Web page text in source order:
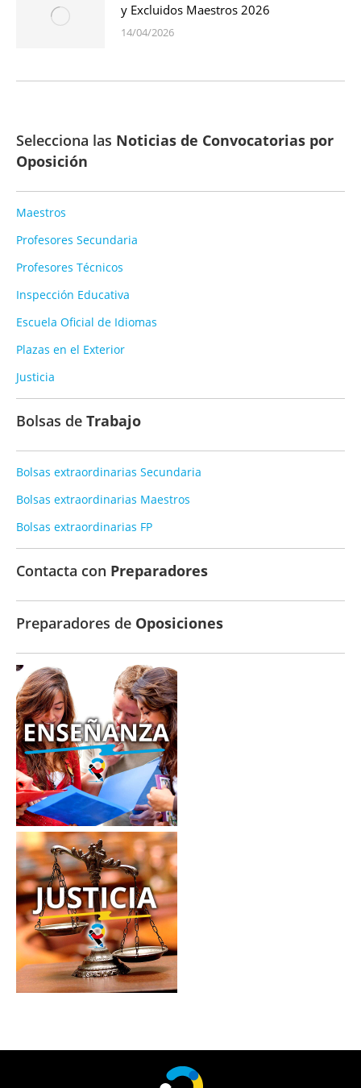
y Excluidos Maestros 2026
14/04/2026
Selecciona las Noticias de Convocatorias por
Oposición
Maestros
Profesores Secundaria
Profesores Técnicos
Inspección Educativa
Escuela Oficial de Idiomas
Plazas en el Exterior
Justicia
Bolsas de Trabajo
Bolsas extraordinarias Secundaria
Bolsas extraordinarias Maestros
Bolsas extraordinarias FP
Contacta con Preparadores
Preparadores de Oposiciones